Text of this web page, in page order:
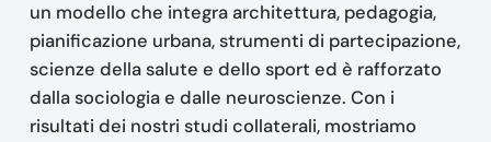
un modello che integra architettura, pedagogia,
pianificazione urbana, strumenti di partecipazione,
scienze della salute e dello sport ed è rafforzato
dalla sociologia e dalle neuroscienze. Con i
risultati dei nostri studi collaterali, mostriamo